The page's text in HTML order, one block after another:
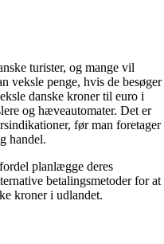
turister, og mange vil
veksle penge, hvis de besøger
danske kroner til euro i
og hæveautomater. Det er
før man foretager
handel.
planlægge deres
betalingsmetoder for at
kroner i udlandet.